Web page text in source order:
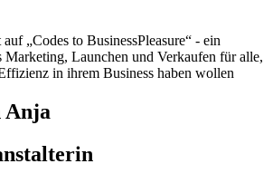
„Codes to BusinessPleasure“ - ein
Launchen und Verkaufen für alle,
in ihrem Business haben wollen
Anja